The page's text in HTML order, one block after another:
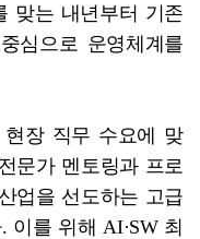
맞는 내년부터 기존
심으로 운영체계를
현장 직무 수요에 맞
문가 멘토링과 프로
업을 선도하는 고급
이를 위해 AI·SW 최